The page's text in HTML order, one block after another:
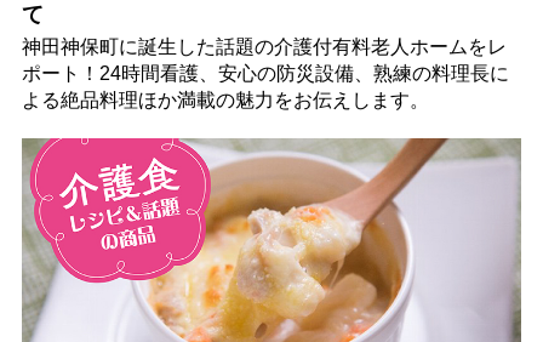
て
神田神保町に誕生した話題の介護付有料老人ホームをレ
ポート！24時間看護、安心の防災設備、熟練の料理長に
よる絶品料理ほか満載の魅力をお伝えします。